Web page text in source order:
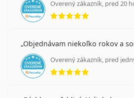
Overený zákazník, pred 20
hodnotenie
Objednávam niekoľko rokov a
Overený zákazník, pred
hodnotenie